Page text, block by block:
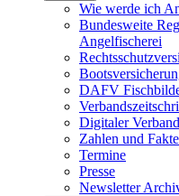
Wie werde ich
Bundesweite
Angelfischerei
DAFV
Digitaler
Zahlen und
Termine
Presse
Newsletter